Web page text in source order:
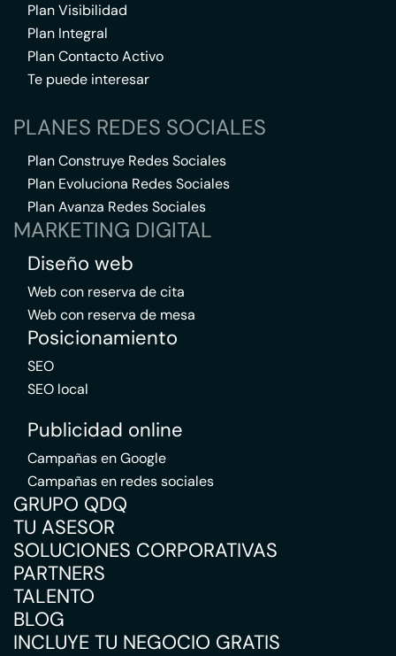
Plan Visibilidad
Plan Integral
Plan Contacto Activo
Te puede interesar
PLANES REDES SOCIALES
Plan Construye Redes Sociales
Plan Evoluciona Redes Sociales
Plan Avanza Redes Sociales
MARKETING DIGITAL
Diseño web
Web con reserva de cita
Web con reserva de mesa
Posicionamiento
SEO
SEO local
Publicidad online
Campañas en Google
Campañas en redes sociales
GRUPO QDQ
TU ASESOR
SOLUCIONES CORPORATIVAS
PARTNERS
TALENTO
BLOG
INCLUYE TU NEGOCIO GRATIS